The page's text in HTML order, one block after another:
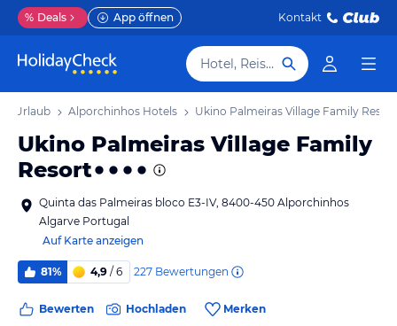
% Deals App öffnen Kontakt
Hotel, Reiseziel
Urlaub Alporchinhos Hotels Ukino Palmeiras Village Family Resort
Ukino Palmeiras Village Family
Resort
Quinta das Palmeiras bloco E3-IV, 8400-450 Alporchinhos
Algarve Portugal
Auf Karte anzeigen
81% 4,9 / 6 227 Bewertungen
Bewerten Hochladen Merken